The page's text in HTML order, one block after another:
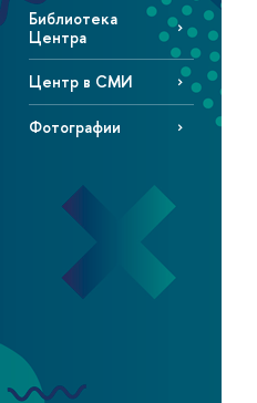
Библиотека
Центра
Центр в СМИ
Фотографии